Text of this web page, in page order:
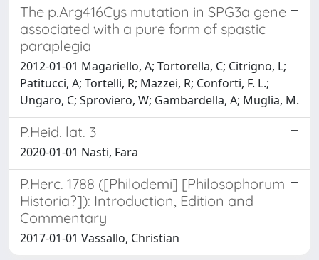
The p.Arg416Cys mutation in SPG3a gene
associated with a pure form of spastic
paraplegia
2012-01-01 Magariello, A; Tortorella, C; Citrigno, L;
Patitucci, A; Tortelli, R; Mazzei, R; Conforti, F. L.;
Ungaro, C; Sproviero, W; Gambardella, A; Muglia, M.
P.Heid. lat. 3
2020-01-01 Nasti, Fara
P.Herc. 1788 ([Philodemi] [Philosophorum
Historia?]): Introduction, Edition and
Commentary
2017-01-01 Vassallo, Christian